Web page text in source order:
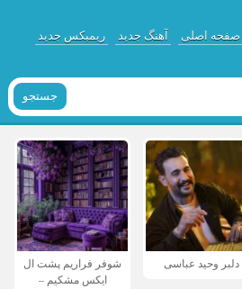
صفحه اصلی آهنگ جدید ریمیکس جدید
جستجو
دلبر وحید عباسی
شوفر فراریم پشت ال
ایکس مشکیم –